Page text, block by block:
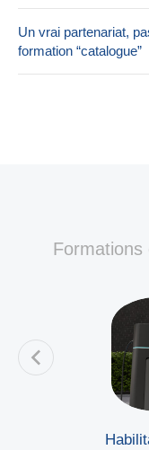
Un vrai partenariat,
formation “catalogue”
Formations